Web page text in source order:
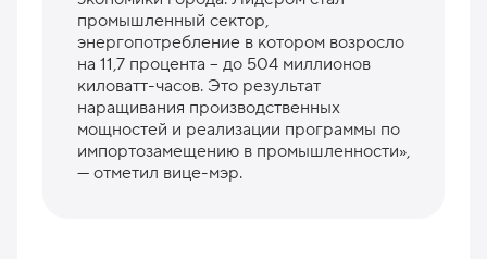
промышленный сектор,
энергопотребление в котором возросло
на 11,7 процента – до 504 миллионов
киловатт-часов. Это результат
наращивания производственных
мощностей и реализации программы по
импортозамещению в промышленности»,
— отметил вице-мэр.